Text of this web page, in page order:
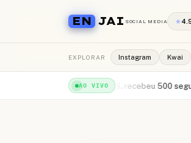
EN JAI SOCIAL MEDIA ★
EXPLORAR Instagram Kwai
AO VIVO
Rafael S. recebeu 500 seguidores